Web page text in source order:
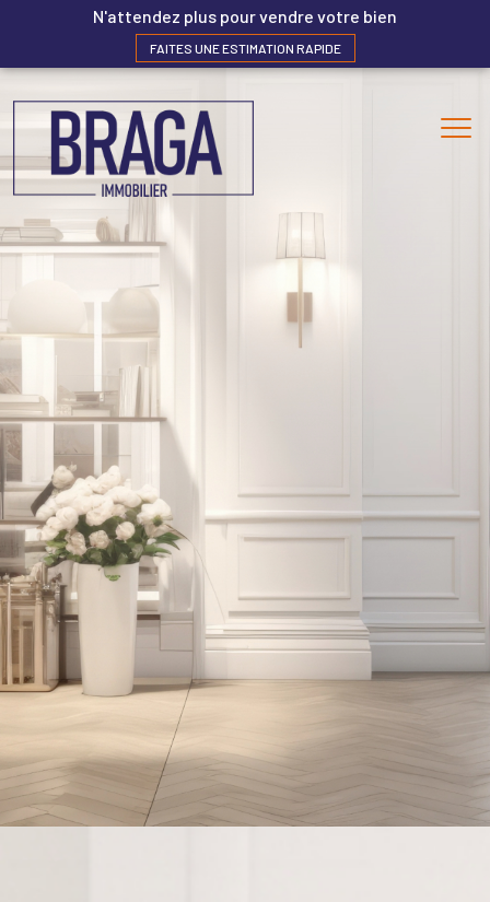
N'attendez plus pour vendre votre bien
FAITES UNE ESTIMATION RAPIDE